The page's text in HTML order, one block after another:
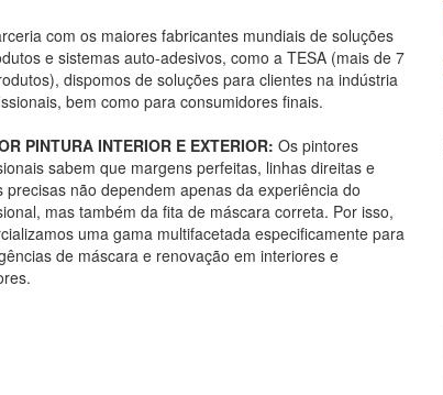
com os maiores fabricantes mundiais de soluções
e sistemas auto-adesivos, como a TESA (mais de 7
dispomos de soluções para clientes na indústria
bem como para consumidores finais.
PINTURA INTERIOR E EXTERIOR: Os pintores
sabem que margens perfeitas, linhas direitas e
precisas não dependem apenas da experiência do
mas também da fita de máscara correta. Por isso,
uma gama multifacetada especificamente para
de máscara e renovação em interiores e